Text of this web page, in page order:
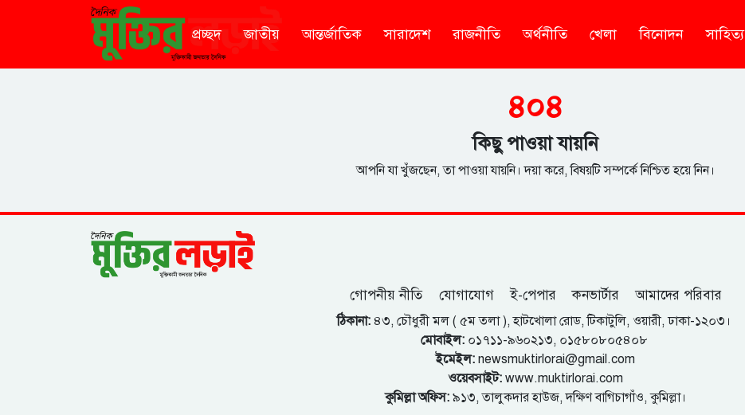
প্রচ্ছদ জাতীয় আন্তর্জাতিক সারাদেশ রাজনীতি অর্থনীতি খেলা বিনোদন সাহিত্য
৪০৪
কিছু পাওয়া যায়নি
আপনি যা খুঁজছেন, তা পাওয়া যায়নি। দয়া করে, বিষয়টি সম্পর্কে নিশ্চিত হয়ে নিন।
গোপনীয় নীতি যোগাযোগ ই-পেপার কনভার্টার আমাদের পরিবার
ঠিকানা: ৪৩, চৌধুরী মল ( ৫ম তলা ), হাটখোলা রোড, টিকাটুলি, ওয়ারী, ঢাকা-১২০৩।
মোবাইল:০১৭১১-৯৬০২১৩, ০১৫৮০৮০৫৪০৮
ইমেইল: newsmuktirlorai@gmail.com
ওয়েবসাইট: www.muktirlorai.com
কুমিল্লা অফিস: ৯১৩, তালুকদার হাউজ, দক্ষিণ বাগিচাগাঁও, কুমিল্লা।